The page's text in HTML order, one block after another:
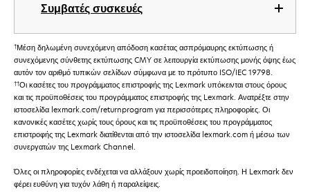
Συμβατές συσκευές
†Μέση δηλωμένη συνεχόμενη απόδοση κασέτας ασπρόμαυρης εκτύπωσης ή
συνεχόμενης σύνθετης εκτύπωσης CMY σε λειτουργία εκτύπωσης μονής όψης έως
αυτόν τον αριθμό τυπικών σελίδων σύμφωνα με το πρότυπο ISO/IEC 19798.
††Οι κασέτες του προγράμματος επιστροφής της Lexmark υπόκεινται στους όρους
και τις προϋποθέσεις του προγράμματος επιστροφής της Lexmark. Ανατρέξτε στην
ιστοσελίδα lexmark.com/returnprogram για περισσότερες πληροφορίες. Οι
κανονικές κασέτες χωρίς τους όρους και τις προϋποθέσεις του προγράμματος
επιστροφής της Lexmark διατίθενται από την ιστοσελίδα lexmark.com ή μέσω των
συνεργατών της Lexmark Channel.
Όλες οι πληροφορίες ενδέχεται να αλλάξουν χωρίς προειδοποίηση. Η Lexmark δεν
φέρει ευθύνη για τυχόν λάθη ή παραλείψεις.